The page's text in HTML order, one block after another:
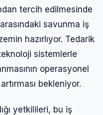
tercih edilmesinde
savunma iş
hazırlıyor. Tedarik
sistemlerle
operasyonel
bekleniyor.
yetkilileri, bu iş